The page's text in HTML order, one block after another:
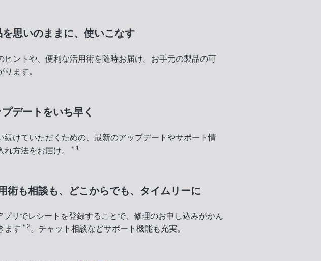
を思いのままに、使いこなす
ヒントや、便利な活用術を随時お届け。お手元の製品の可
ります。
プデートをいち早く
続けていただくための、最新のアップデートやサポート情
れ方法をお届け。
＊1
術も相談も、どこからでも、 タイムリーに
プリでレシートを登録することで、修理のお申し込みがかん
ます ＊2 。チャット相談などサポート機能も充実。